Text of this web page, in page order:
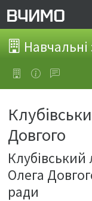
Довгого
Клубівський
Олега
ради